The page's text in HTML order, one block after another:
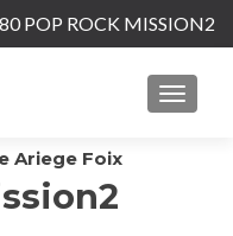
POP ROCK MISSION2
Ariege Foix